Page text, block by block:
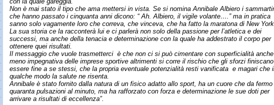
Non è mai stato il tipo che ama mettersi in vista. Se si nomina Annibale Albiero i
che hanno passato i cinquanta anni dicono: “ Ah. Albiero, il vigile volante….” ma in pratica
sanno solo vagamente loro che correva, che vinceva, che ha fatto la maratona di New
La sua storia ce la racconterà lui e ci parlerà non solo della passione per l’atletica e dei
successi, ma anche della tenacia e determinazione con la quale ha addestrato il corpo per
ottenere quei risultati.
Il messaggio che vuole trasmetterci è che non ci si può cimentare con superficialità
meno impegnativa delle imprese sportive altrimenti si corre il rischio che gli sforzi
essere fine a se stessi, che la propria eventuale potenzialità resti vanificata e magari che
qualche modo la salute ne risenta.
Annibale è stato fornito dalla natura di un fisico adatto allo sport, ha un cuore che da
quaranta pulsazioni al minuto, ma ha rafforzato con forza e determinazione le sue doti per
arrivare a risultati di eccellenza”.